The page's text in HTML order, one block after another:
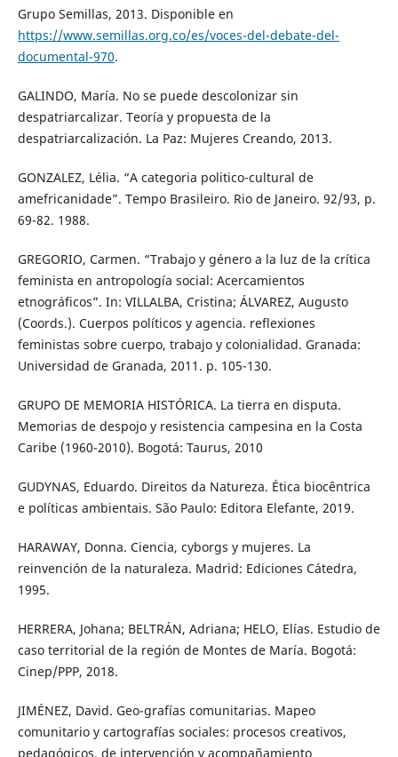
Grupo Semillas, 2013. Disponible en
https://www.semillas.org.co/es/voces-del-debate-del-
documental-970.
GALINDO, María. No se puede descolonizar sin
despatriarcalizar. Teoría y propuesta de la
despatriarcalización. La Paz: Mujeres Creando, 2013.
GONZALEZ, Lélia. “A categoria politico-cultural de
amefricanidade”. Tempo Brasileiro. Rio de Janeiro. 92/93, p.
69-82. 1988.
GREGORIO, Carmen. “Trabajo y género a la luz de la crítica
feminista en antropología social: Acercamientos
etnográficos”. In: VILLALBA, Cristina; ÁLVAREZ, Augusto
(Coords.). Cuerpos políticos y agencia. reflexiones
feministas sobre cuerpo, trabajo y colonialidad. Granada:
Universidad de Granada, 2011. p. 105-130.
GRUPO DE MEMORIA HISTÓRICA. La tierra en disputa.
Memorias de despojo y resistencia campesina en la Costa
Caribe (1960-2010). Bogotá: Taurus, 2010
GUDYNAS, Eduardo. Direitos da Natureza. Ética biocêntrica
e políticas ambientais. São Paulo: Editora Elefante, 2019.
HARAWAY, Donna. Ciencia, cyborgs y mujeres. La
reinvención de la naturaleza. Madrid: Ediciones Cátedra,
1995.
HERRERA, Johana; BELTRÁN, Adriana; HELO, Elías. Estudio de
caso territorial de la región de Montes de María. Bogotá:
Cinep/PPP, 2018.
JIMÉNEZ, David. Geo-grafías comunitarias. Mapeo
comunitario y cartografías sociales: procesos creativos,
pedagógicos, de intervención y acompañamiento